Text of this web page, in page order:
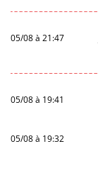
05/08 à 21:47
05/08 à 19:41
05/08 à 19:32